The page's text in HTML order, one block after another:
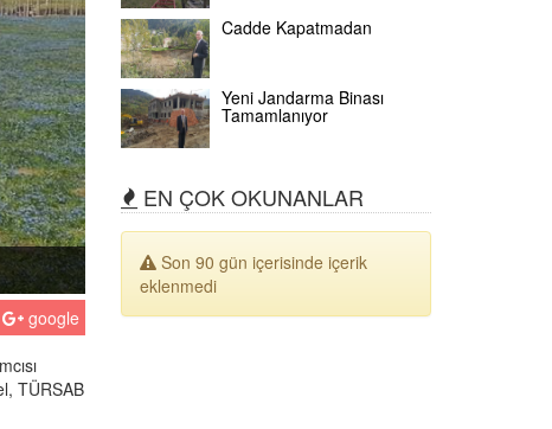
google
TÜRSAB
Cadde Kapatmadan
Yeni Jandarma Binası
Tamamlanıyor
EN ÇOK OKUNANLAR
Son 90 gün içerisinde içerik
eklenmedi